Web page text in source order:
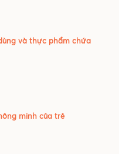
và thực phẩm chứa
minh của trẻ